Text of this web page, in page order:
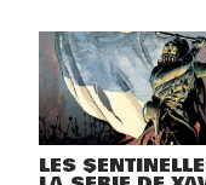
LES